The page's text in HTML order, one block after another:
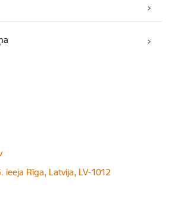
ieeja Rīga, Latvija, LV-1012